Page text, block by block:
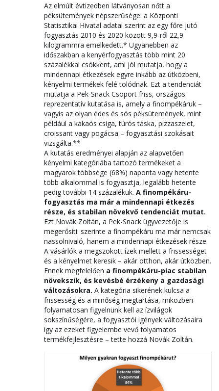
Az elmúlt évtizedben látványosan nőtt a
péksütemények népszerűsége: a Központi
Statisztikai Hivatal adatai szerint az egy főre jutó
fogyasztás 2010 és 2020 között 9,9-ről 22,9
kilogrammra emelkedett.* Ugyanebben az
időszakban a kenyérfogyasztás több mint 20
százalékkal csökkent, ami jól mutatja, hogy a
mindennapi étkezések egyre inkább az útközbeni,
kényelmi termékek felé tolódnak. Ezt a tendenciát
mutatja a Pek-Snack Csoport friss, országos
reprezentatív kutatása is, amely a finompékáruk –
vagyis az olyan édes és sós péksütemények, mint
például a kakaós csiga, túrós táska, pizzaszelet,
croissant vagy pogácsa – fogyasztási szokásait
vizsgálta.**
A kutatás eredményei alapján az alapvetően
kényelmi kategóriába tartozó termékeket a
magyarok többsége (68%) naponta vagy hetente
több alkalommal is fogyasztja, legalább hetente
pedig további 14 százalékuk. A finompékáru-
fogyasztás ma már a mindennapi étkezés
része, és stabilan növekvő tendenciát mutat.
Ezt Novák Zoltán, a Pek-Snack ügyvezetője is
megerősíti: szerinte a finompékáru ma már nemcsak
nassolnivaló, hanem a mindennapi étkezések része.
A vásárlók a megszokott ízek mellett a frissességet
és a kényelmet keresik – akár otthon, akár útközben.
Ennek megfelelően a finompékáru-piac stabilan
növekszik, és kevésbé érzékeny a gazdasági
változásokra. A kategória sikerének kulcsa a
frissesség és a minőség megtartása, miközben
folyamatosan figyelnünk kell az ízvilágok
sokszínűségére, a fogyasztói igények változásaira
így az ezeket figyelembe vevő folyamatos
termékfejlesztésre – tette hozzá Novák Zoltán.